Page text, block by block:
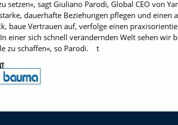
setzen«, sagt Giuliano Parodi, Global CEO von
dauerhafte Beziehungen pflegen und
baue Vertrauen auf, verfolge einen
einer sich schnell verändernden Welt sehen wir
zu schaffen«, so Parodi. t